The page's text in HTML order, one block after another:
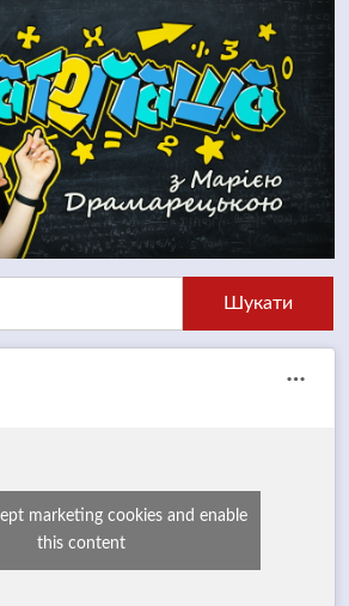
marketing cookies and enable
this content